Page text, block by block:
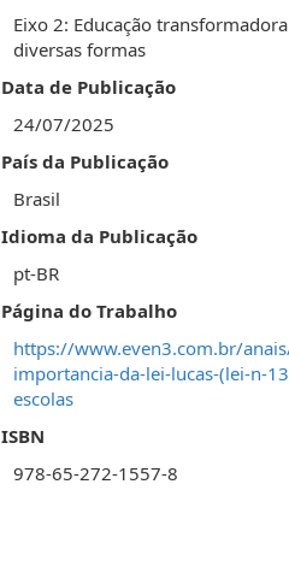
Eixo 2: Educação
diversas formas
Data de Publicação
24/07/2025
País da Publicação
Brasil
Idioma da Publicação
pt-BR
Página do Trabalho
https://www.even3.com.br/
importancia-da-lei-lucas-(lei-n-
escolas
ISBN
978-65-272-1557-8